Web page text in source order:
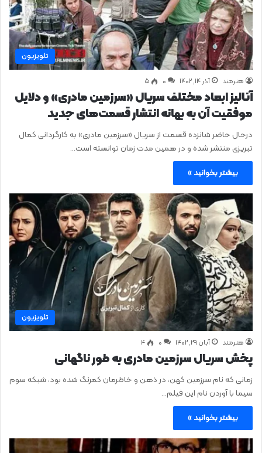
تلویزیون
هنرمند آذر ۱۴, ۱۴۰۲ 0 ۵
آنالیز ابعاد مختلف سریال «سرزمین مادری» و دلایل
موفقیت آن به بهانه انتشار قسمت‌های جدید
درحال حاضر شانزده قسمت از سریال «سرزمین مادری» به کارگردانی کمال
تبریزی منتشر شده و در همین مدت زمان توانسته است…
بیشتر بخوانید »
تلویزیون
هنرمند آبان ۲۹, ۱۴۰۲ 0 ۴
پخش سریال سرزمین مادری به طور ناگهانی
زمانی که نام سرزمین کهن، در ذهن و خاطرمان کمرنگ شده بود، شبکه سوم
سیما با آوردن نام این فیلم…
بیشتر بخوانید »